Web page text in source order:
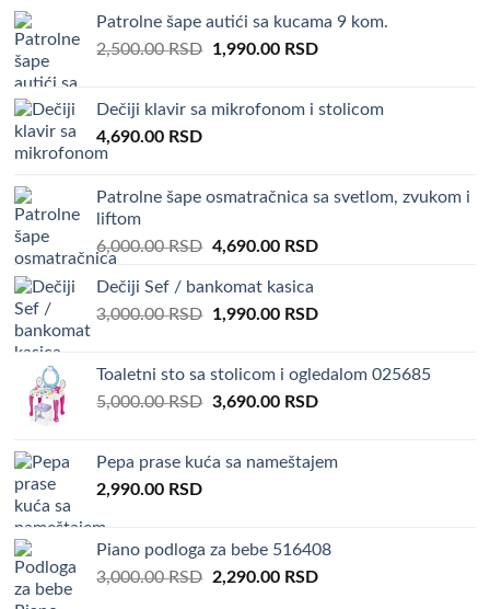
Patrolne šape autići sa kucama 9 kom.
2,500.00RSD Original
2,500.00 RSD.
1,990.00 RSDCurrent
1,990.00 RSD.
Dečiji klavir sa mikrofonom i stolicom
4,690.00 RSD
Patrolne šape osmatračnica sa svetlom, zvukom i
liftom
6,000.00RSD Original
was:
6,000.00 RSD.
4,690.00 RSDCurrent
4,690.00 RSD.
Dečiji Sef / bankomat kasica
3,000.00RSD Original
3,000.00 RSD.
1,990.00 RSDCurrent
1,990.00 RSD.
Toaletni sto sa stolicom i ogledalom 025685
5,000.00RSD Original
5,000.00 RSD.
3,690.00 RSDCurrent
3,690.00 RSD.
Pepa prase kuća sa nameštajem
2,990.00 RSD
Piano podloga za bebe 516408
3,000.00RSD Original
2,290.00 RSDCurrent